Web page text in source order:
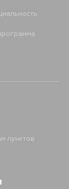
пунктов